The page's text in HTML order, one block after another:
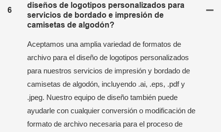
6
diseños de logotipos personalizados para
servicios de bordado e impresión de
camisetas de algodón?
Aceptamos una amplia variedad de formatos de
archivo para el diseño de logotipos personalizados
para nuestros servicios de impresión y bordado de
camisetas de algodón, incluyendo .ai, .eps, .pdf y
.jpeg. Nuestro equipo de diseño también puede
ayudarle con cualquier conversión o modificación de
formato de archivo necesaria para el proceso de